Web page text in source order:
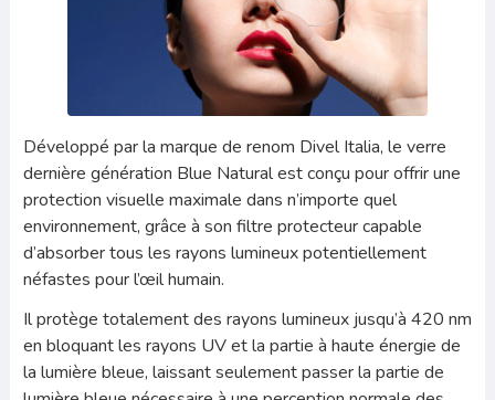
Développé par la marque de renom Divel Italia, le verre
dernière génération Blue Natural est conçu pour offrir une
protection visuelle maximale dans n’importe quel
environnement, grâce à son filtre protecteur capable
d’absorber tous les rayons lumineux potentiellement
néfastes pour l’œil humain.
Il protège totalement des rayons lumineux jusqu’à 420 nm
en bloquant les rayons UV et la partie à haute énergie de
la lumière bleue, laissant seulement passer la partie de